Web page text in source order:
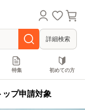
詳細検索
特集 初めての方
プ申請対象